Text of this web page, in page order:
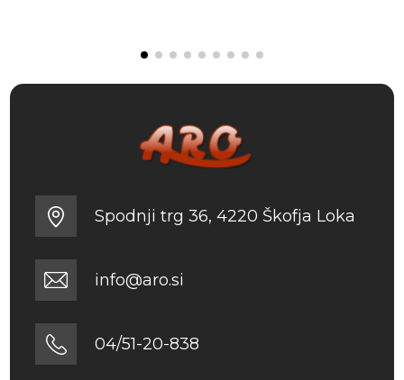
Spodnji trg 36, 4220 Škofja Loka
info@aro.si
04/51-20-838